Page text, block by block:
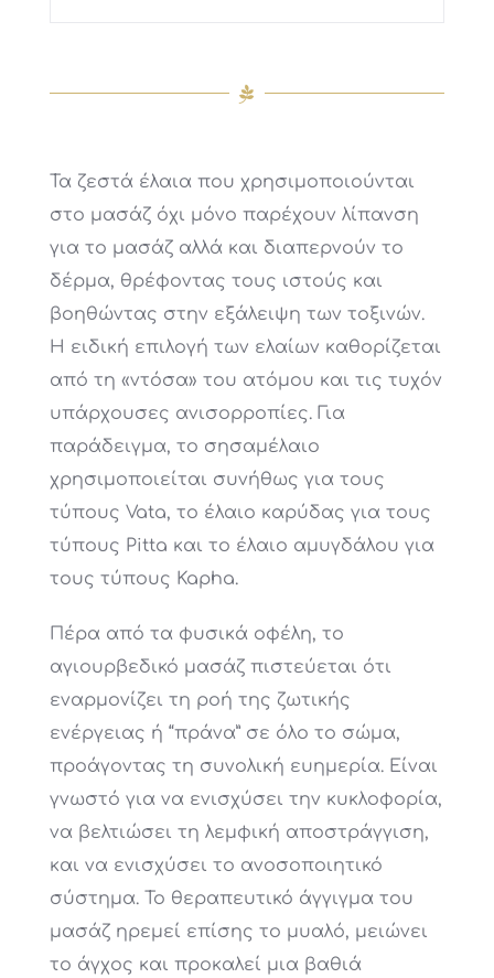
Τα ζεστά έλαια που χρησιμοποιούνται
στο μασάζ όχι μόνο παρέχουν λίπανση
για το μασάζ αλλά και διαπερνούν το
δέρμα, θρέφοντας τους ιστούς και
βοηθώντας στην εξάλειψη των τοξινών.
Η ειδική επιλογή των ελαίων καθορίζεται
από τη «ντόσα» του ατόμου και τις τυχόν
υπάρχουσες ανισορροπίες. Για
παράδειγμα, το σησαμέλαιο
χρησιμοποιείται συνήθως για τους
τύπους Vata, το έλαιο καρύδας για τους
τύπους Pitta και το έλαιο αμυγδάλου για
τους τύπους Kapha.
Πέρα από τα φυσικά οφέλη, το
αγιουρβεδικό μασάζ πιστεύεται ότι
εναρμονίζει τη ροή της ζωτικής
ενέργειας ή “πράνα” σε όλο το σώμα,
προάγοντας τη συνολική ευημερία. Είναι
γνωστό για να ενισχύσει την κυκλοφορία,
να βελτιώσει τη λεμφική αποστράγγιση,
και να ενισχύσει το ανοσοποιητικό
σύστημα. Το θεραπευτικό άγγιγμα του
μασάζ ηρεμεί επίσης το μυαλό, μειώνει
το άγχος και προκαλεί μια βαθιά